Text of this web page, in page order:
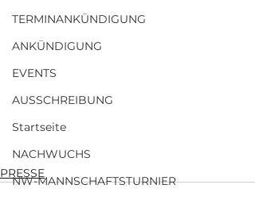
TERMINANKÜNDIGUNG
ANKÜNDIGUNG
EVENTS
AUSSCHREIBUNG
Startseite
NACHWUCHS
NW-MANNSCHAFTSTURNIER
PRESSE